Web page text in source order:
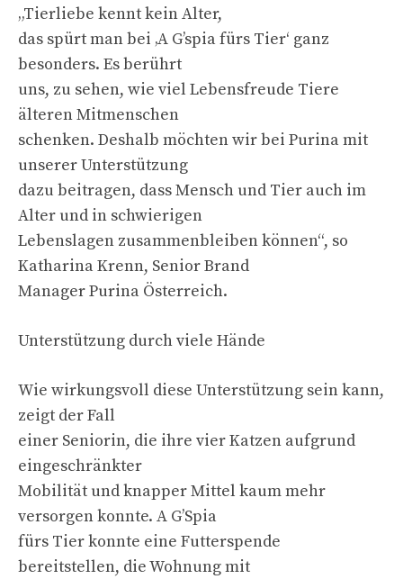
„Tierliebe kennt kein Alter,
das spürt man bei ‚A G’spia fürs Tier‘ ganz
besonders. Es berührt
uns, zu sehen, wie viel Lebensfreude Tiere
älteren Mitmenschen
schenken. Deshalb möchten wir bei Purina mit
unserer Unterstützung
dazu beitragen, dass Mensch und Tier auch im
Alter und in schwierigen
Lebenslagen zusammenbleiben können“, so
Katharina Krenn, Senior Brand
Manager Purina Österreich.
Unterstützung durch viele Hände
Wie wirkungsvoll diese Unterstützung sein kann,
zeigt der Fall
einer Seniorin, die ihre vier Katzen aufgrund
eingeschränkter
Mobilität und knapper Mittel kaum mehr
versorgen konnte. A G’Spia
fürs Tier konnte eine Futterspende
bereitstellen, die Wohnung mit